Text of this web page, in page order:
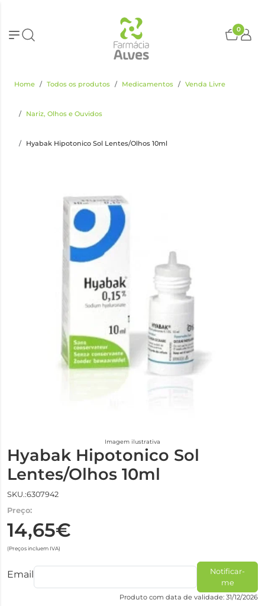
0
Home Todos os produtos Medicamentos Venda Livre
Nariz, Olhos e Ouvidos
Hyabak Hipotonico Sol Lentes/Olhos 10ml
Imagem ilustrativa
Hyabak Hipotonico Sol
Lentes/Olhos 10ml
SKU.:6307942
Preço:
14,65€
(Preços incluem IVA)
Email
Notificar-
me
Produto com data de validade: 31/12/2026